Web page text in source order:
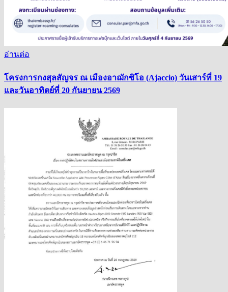
อ่านต่อ
โครงการกงสุลสัญจร ณ เมืองอาฌักซิโอ (Ajaccio) วันเสาร์ที่ 19
และวันอาทิตย์ที่ 20 กันยายน 2569